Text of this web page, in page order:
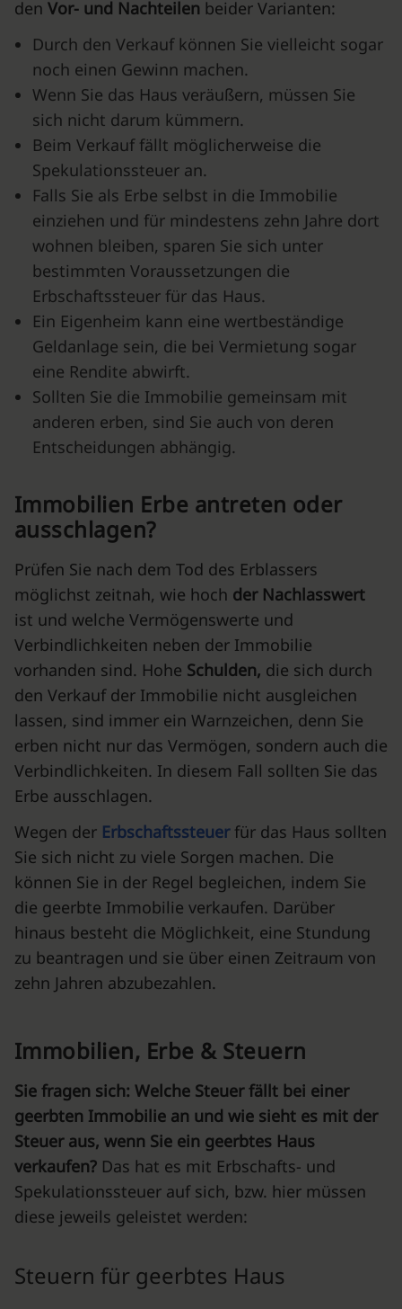
den Vor- und Nachteilen beider Varianten:
Durch den Verkauf können Sie vielleicht sogar
noch einen Gewinn machen.
Wenn Sie das Haus veräußern, müssen Sie
sich nicht darum kümmern.
Beim Verkauf fällt möglicherweise die
Spekulationssteuer an.
Falls Sie als Erbe selbst in die Immobilie
einziehen und für mindestens zehn Jahre dort
wohnen bleiben, sparen Sie sich unter
bestimmten Voraussetzungen die
Erbschaftssteuer für das Haus.
Ein Eigenheim kann eine wertbeständige
Geldanlage sein, die bei Vermietung sogar
eine Rendite abwirft.
Sollten Sie die Immobilie gemeinsam mit
anderen erben, sind Sie auch von deren
Entscheidungen abhängig.
Immobilien Erbe antreten oder
ausschlagen?
Prüfen Sie nach dem Tod des Erblassers
möglichst zeitnah, wie hoch der Nachlasswert
ist und welche Vermögenswerte und
Verbindlichkeiten neben der Immobilie
vorhanden sind. Hohe Schulden, die sich durch
den Verkauf der Immobilie nicht ausgleichen
lassen, sind immer ein Warnzeichen, denn Sie
erben nicht nur das Vermögen, sondern auch die
Verbindlichkeiten. In diesem Fall sollten Sie das
Erbe ausschlagen.
Wegen der Erbschaftssteuer für das Haus sollten
Sie sich nicht zu viele Sorgen machen. Die
können Sie in der Regel begleichen, indem Sie
die geerbte Immobilie verkaufen. Darüber
hinaus besteht die Möglichkeit, eine Stundung
zu beantragen und sie über einen Zeitraum von
zehn Jahren abzubezahlen.
Immobilien, Erbe & Steuern
Sie fragen sich: Welche Steuer fällt bei einer
geerbten Immobilie an und wie sieht es mit der
Steuer aus, wenn Sie ein geerbtes Haus
verkaufen? Das hat es mit Erbschafts- und
Spekulationssteuer auf sich, bzw. hier müssen
diese jeweils geleistet werden:
Steuern für geerbtes Haus